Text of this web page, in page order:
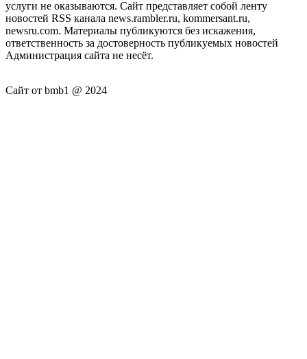
услуги не оказываются. Сайт представляет собой ленту
новостей RSS канала news.rambler.ru, kommersant.ru,
newsru.com. Материалы публикуются без искажения,
ответственность за достоверность публикуемых новостей
Администрация сайта не несёт.
Сайт от bmb1 @ 2024